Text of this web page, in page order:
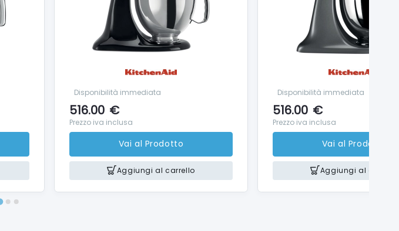
Disponibilità immediata
516.00 €
Prezzo iva inclusa
Vai al Prodotto
Aggiungi al carrello
Disponibilità immediata
516.00 €
Prezzo iva inclusa
Vai al Prodotto
Aggiungi al carrello